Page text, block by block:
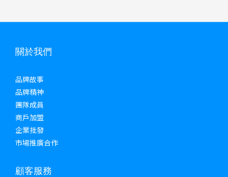
關於我們
品牌故事
品牌精神
團隊成員
商戶加盟
企業批發
市場推廣合作
顧客服務